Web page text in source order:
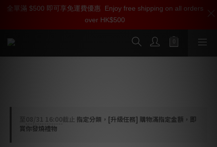
08/31 16:00截止 指定分類，[升級任務] 購物滿指定金額，即
賞你發燒禮物
加入雅詠尊尚會員，即享【$1000迎新購物金】【點數回贈 1點數
=1HKD】 獨家會員價
全單滿 $500 即可享免運費優惠
Enjoy free shipping on all orders
over HK$500